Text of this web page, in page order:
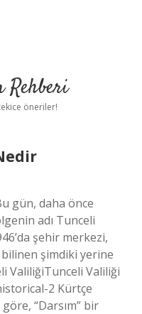
Rehberi
öneriler!
gün, daha önce
adı Tunceli
şehir merkezi,
şimdiki yerine
ValiliğiTunceli Valiliği
2 Kürtçe
“Darsım” bir